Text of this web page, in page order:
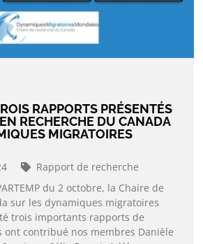
RAPPORTS PRÉSENTÉS
RECHERCHE DU CANADA
MIGRATOIRES
Rapport de recherche
du 2 octobre, la Chaire de
sur les dynamiques migratoires
trois importants rapports de
ont contribué nos membres Danièle